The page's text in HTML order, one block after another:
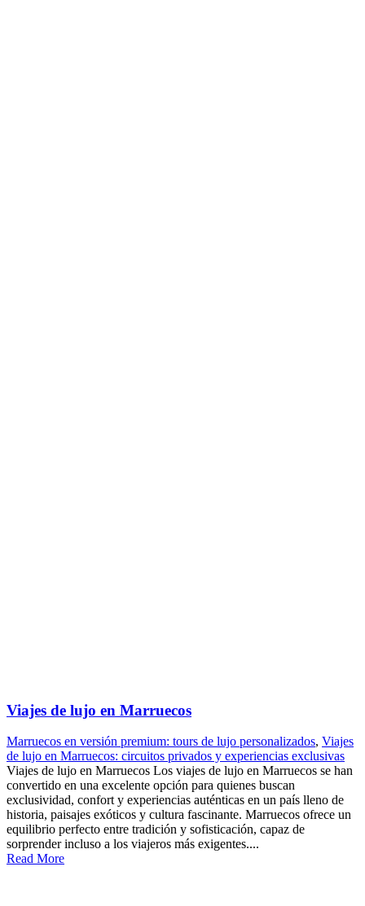
Viajes de lujo en Marruecos
Marruecos en versión premium: tours de lujo personalizados, Viajes
de lujo en Marruecos: circuitos privados y experiencias exclusivas
Viajes de lujo en Marruecos Los viajes de lujo en Marruecos se han
convertido en una excelente opción para quienes buscan
exclusividad, confort y experiencias auténticas en un país lleno de
historia, paisajes exóticos y cultura fascinante. Marruecos ofrece un
equilibrio perfecto entre tradición y sofisticación, capaz de
sorprender incluso a los viajeros más exigentes....
Read More